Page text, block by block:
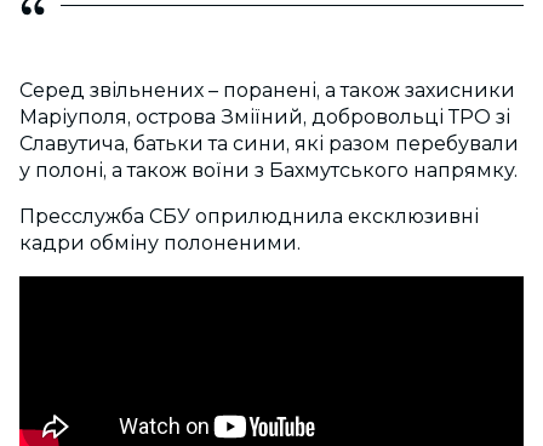
Серед звільнених – поранені, а також захисники
Маріуполя, острова Зміїний, добровольці ТРО зі
Славутича, батьки та сини, які разом перебували
у полоні, а також воїни з Бахмутського напрямку.
Пресслужба СБУ оприлюднила ексклюзивні
кадри обміну полоненими.